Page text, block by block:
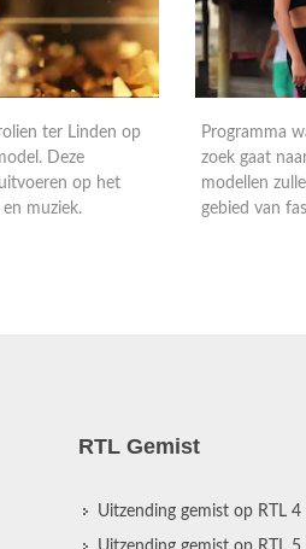
ter Linden op
Deze
op het
muziek.
Programma
zoek gaat
modellen
gebied van
RTL Gemist
Uitzending gemist op RTL 4